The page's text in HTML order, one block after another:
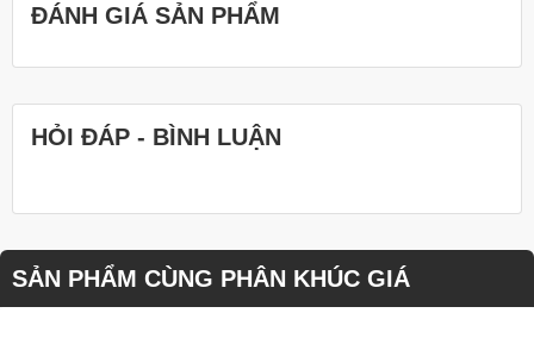
ĐÁNH GIÁ SẢN PHẨM
HỎI ĐÁP - BÌNH LUẬN
SẢN PHẨM CÙNG PHÂN KHÚC GIÁ